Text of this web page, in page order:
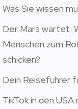
Was Sie wissen
Der Mars wartet:
Menschen zum
schicken?
Dein Reiseführer
TikTok in den USA